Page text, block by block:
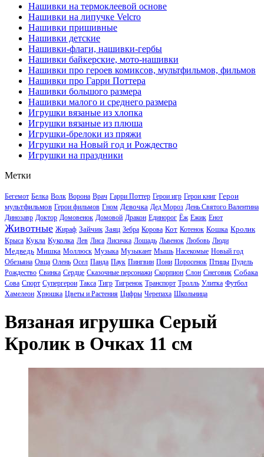
Нашивки на термоклеевой основе
Нашивки на липучке Velcro
Нашивки пришивные
Нашивки детские
Нашивки-флаги, нашивки-гербы
Нашивки байкерские, мото-нашивки
Нашивки про героев комиксов, мультфильмов, фильмов
Нашивки про Гарри Поттера
Нашивки большого размера
Нашивки малого и среднего размера
Игрушки вязаные из хлопка
Игрушки вязаные из плюша
Игрушки-брелоки из пряжи
Игрушки на Новый год и Рождество
Игрушки на праздники
Метки
Бегемот Белка Волк Ворона Врач Гарри Поттер Герои игр Герои книг Герои
мультфильмов Герои фильмов Гном Девочка Дед Мороз День Святого Валентина
Динозавр Доктор Домовенок Домовой Дракон Единорог Ёж Ежик Енот
Животные Жираф Зайчик Заяц Зебра Корова Кот Котенок Кошка Кролик
Крыса Кукла Куколка Лев Лиса Лисичка Лошадь Львенок Любовь Люди
Медведь Мишка Моллюск Музыка Музыкант Мышь Насекомые Новый год
Обезьяна Овца Олень Осел Панда Паук Пингвин Пони Поросенок Птицы Пудель
Рождество Свинка Сердце Сказочные персонажи Скорпион Слон Снеговик Собака
Сова Спорт Супергерои Такса Тигр Тигренок Транспорт Тролль Улитка Футбол
Хамелеон Хрюшка Цветы и Растения Цифры Черепаха Школьница
Вязаная игрушка Серый
Кролик в Очках 11 см